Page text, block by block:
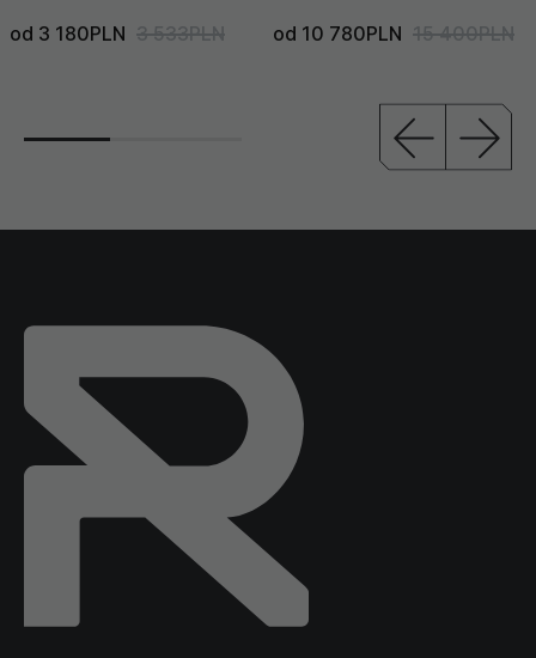
od 3 180PLN 3 533PLN
od 10 780PLN 15 400PLN